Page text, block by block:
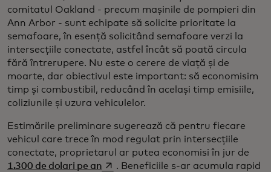
comitatul Oakland - precum mașinile de pompieri din
Ann Arbor - sunt echipate să solicite prioritate la
semafoare, în esență solicitând semafoare verzi la
intersecțiile conectate, astfel încât să poată circula
fără întrerupere. Nu este o cerere de viață și de
moarte, dar obiectivul este important: să economisim
timp și combustibil, reducând în același timp emisiile,
coliziunile și uzura vehiculelor.
Estimările preliminare sugerează că pentru fiecare
vehicul care trece în mod regulat prin intersecțiile
conectate, proprietarul ar putea economisi în jur de
1.300 de dolari pe anopens in a new tab
. Beneficiile s-ar acumula rapid